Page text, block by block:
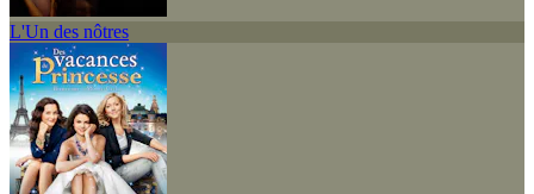
L'Un des nôtres